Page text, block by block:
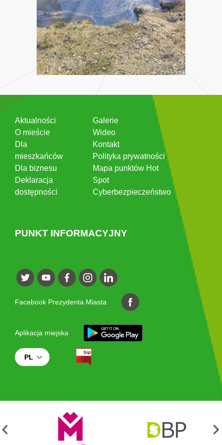
Aktualności
O mieście
Dla
mieszkańców
Dla biznesu
Deklaracja
dostępności
Galerie
Wideo
Kontakt
Polityka prywatności
Mapa punktów Hot
Spot
Cyberbezpieczeństwo
PUNKT INFORMACYJNY
Facebook Prezydenta Miasta
Aplikacja miejska
PL